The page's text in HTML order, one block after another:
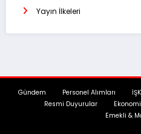
Yayın İlkeleri
Gündem Personel Alımları
Resmi Duyurular
Ekonomi
Emekli &